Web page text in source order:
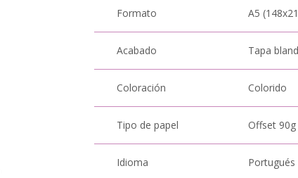
Formato A5
Acabado Tapa
Coloración Colorido
Tipo de papel Offset 90g
Idioma Portugués